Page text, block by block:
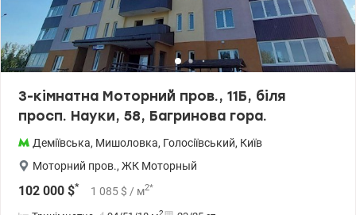
3-кімнатна Моторний пров., 11Б, біля
просп. Науки, 58, Багринова гора.
Деміївська, Мишоловка, Голосіївський, Київ
Моторний пров., ЖК Моторный
102 000 $* 1 085 $ / м2*
2